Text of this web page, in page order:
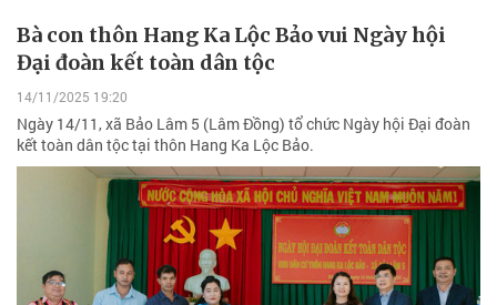
Bà con thôn Hang Ka Lộc Bảo vui Ngày hội
Đại đoàn kết toàn dân tộc
14/11/2025 19:20
Ngày 14/11, xã Bảo Lâm 5 (Lâm Đồng) tổ chức Ngày hội Đại đoàn
kết toàn dân tộc tại thôn Hang Ka Lộc Bảo.